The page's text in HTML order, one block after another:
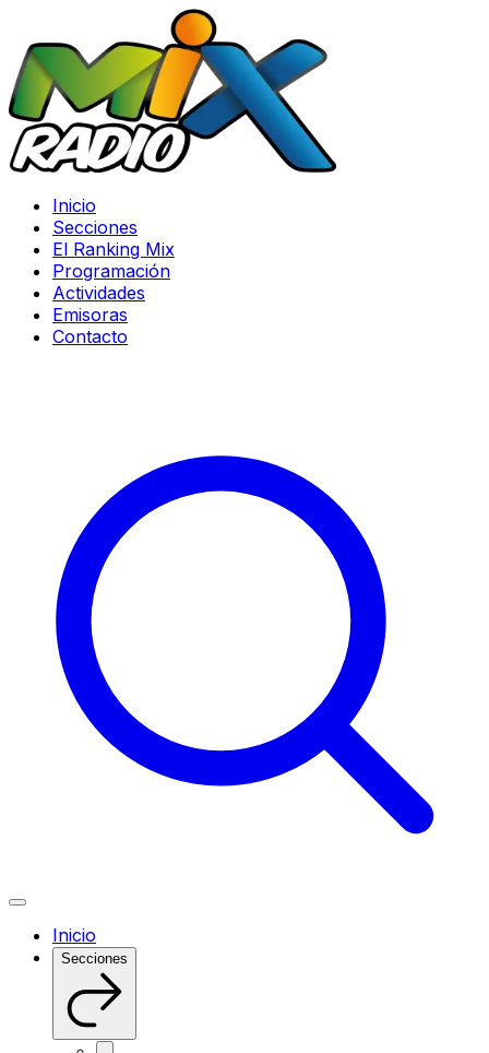
Inicio
Secciones
El Ranking Mix
Programación
Actividades
Emisoras
Contacto
Inicio
Secciones